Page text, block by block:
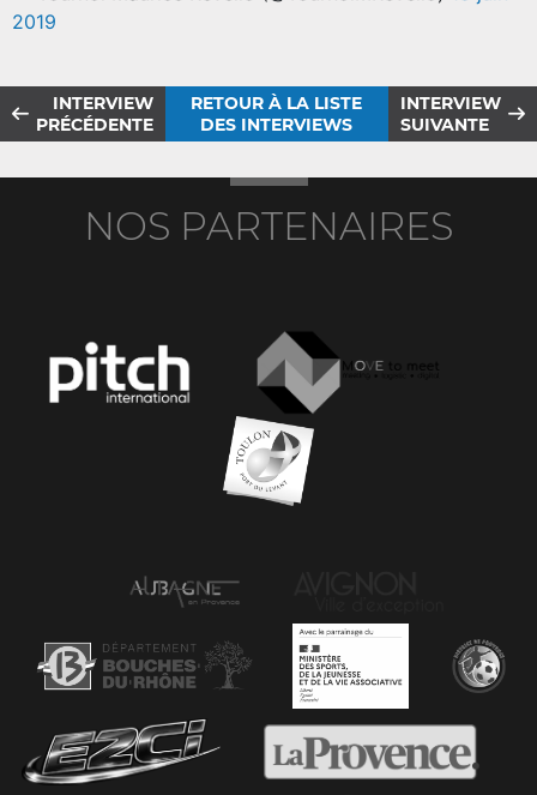
2019
INTERVIEW
PRÉCÉDENTE
RETOUR À LA LISTE
DES INTERVIEWS
INTERVIEW
SUIVANTE
NOS PARTENAIRES